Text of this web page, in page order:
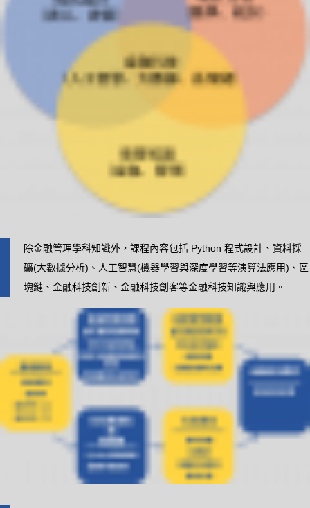
除金融管理學科知識外，課程內容包括 Python 程式設計、資料採
礦(大數據分析)、人工智慧(機器學習與深度學習等演算法應用)、區
塊鏈、金融科技創新、金融科技創客等金融科技知識與應用。